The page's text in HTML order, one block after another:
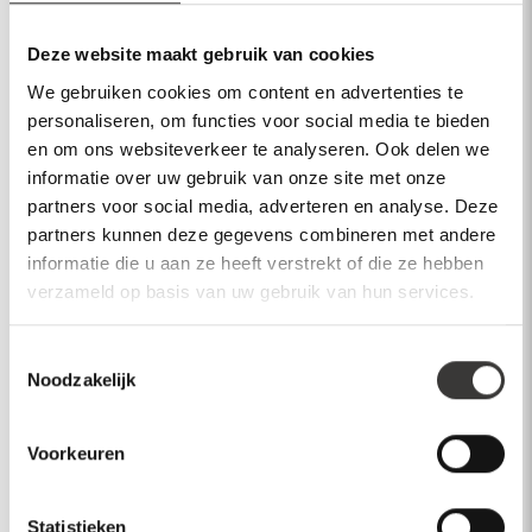
Deze website maakt gebruik van cookies
We gebruiken cookies om content en advertenties te
personaliseren, om functies voor social media te bieden
en om ons websiteverkeer te analyseren. Ook delen we
informatie over uw gebruik van onze site met onze
partners voor social media, adverteren en analyse. Deze
partners kunnen deze gegevens combineren met andere
informatie die u aan ze heeft verstrekt of die ze hebben
verzameld op basis van uw gebruik van hun services.
Noodzakelijk
Voorkeuren
Statistieken
7.1
Consument kan de Overeenkomst op Afstand binnen de Bedenktijd
ontbinden.
7.2
Consument deelt deze ontbinding van de Overeenkomst op Afstand aan
Verkoper mede d.m.v. het Modelformulier Herroepingsrecht, via een
elektronisch formulier dat Verkoper voor dit doel op zijn website aanbiedt of
op een andere ondubbelzinnige wijze.
7.3
Bij producten